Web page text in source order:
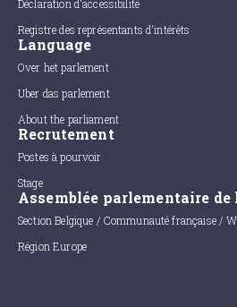
Déclaration d'accessibilité
Registre des représentants d'intérêts
Language
Over het parlement
Uber das parlement
About the parliament
Recrutement
Postes à pourvoir
Stage
Assemblée parlementaire
Section Belgique / Communauté française /
Région Europe